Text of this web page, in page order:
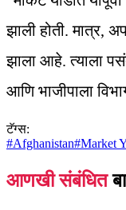
झाली होती. मात्र,
झाला आहे. त्याला
आणि भाजीपाला
टॅग्स:
#Afghanistan#Market
आणखी संबंधित